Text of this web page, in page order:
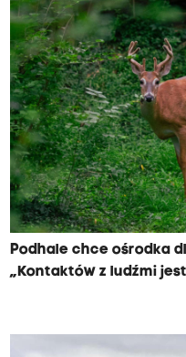
Podhale chce ośrodka
„Kontaktów z ludźmi